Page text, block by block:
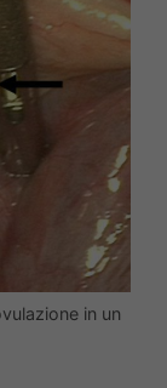
in un